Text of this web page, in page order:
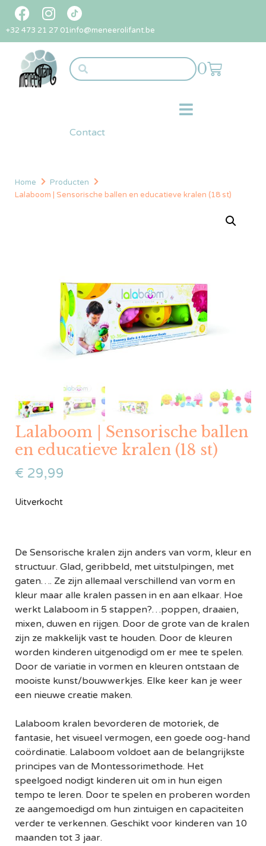
+32 473 21 27 01info@meneerolifant.be
0
Contact
Home
Producten
Lalaboom | Sensorische ballen en educatieve kralen (18 st)
Lalaboom | Sensorische ballen
en educatieve kralen (18 st)
€ 29,99
Uitverkocht
De Sensorische kralen zijn anders van vorm, kleur en
structuur. Glad, geribbeld, met uitstulpingen, met
gaten…. Ze zijn allemaal verschillend van vorm en
kleur maar alle kralen passen in en aan elkaar. Hoe
werkt Lalaboom in 5 stappen?…poppen, draaien,
mixen, duwen en rijgen. Door de grote van de kralen
zijn ze makkelijk vast te houden. Door de kleuren
worden kinderen uitgenodigd om er mee te spelen.
Door de variatie in vormen en kleuren ontstaan de
mooiste kunst/bouwwerkjes. Elke keer kan je weer
een nieuwe creatie maken.
Lalaboom kralen bevorderen de motoriek, de
fantasie, het visueel vermogen, een goede oog-hand
coördinatie. Lalaboom voldoet aan de belangrijkste
principes van de Montessorimethode. Het
speelgoed nodigt kinderen uit om in hun eigen
tempo te leren. Door te spelen en proberen worden
ze aangemoedigd om hun zintuigen en capaciteiten
verder te verkennen. Geschikt voor kinderen van 10
maanden tot 3 jaar.